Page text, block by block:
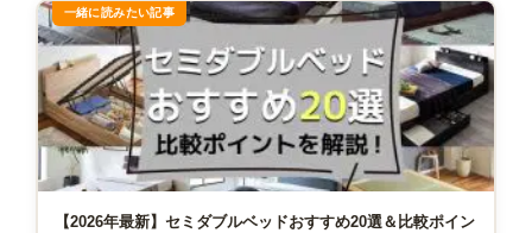
【2026年最新】セミダブルベッドおすすめ20選＆比較ポイン